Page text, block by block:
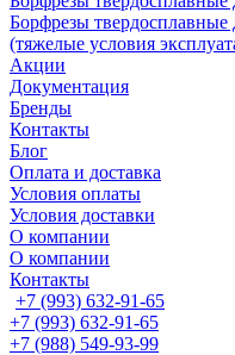
Борфрезы твердосплавные
(тяжелые условия
Акции
Документация
Бренды
Контакты
Блог
Оплата и доставка
Условия оплаты
Условия доставки
О компании
О компании
Контакты
+7 (993) 632-91-65
+7 (993) 632-91-65
+7 (988) 549-93-99